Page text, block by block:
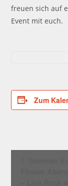
freuen sich auf
Event mit euch.
Zum